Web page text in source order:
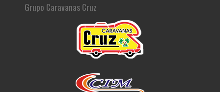
Grupo Caravanas Cruz